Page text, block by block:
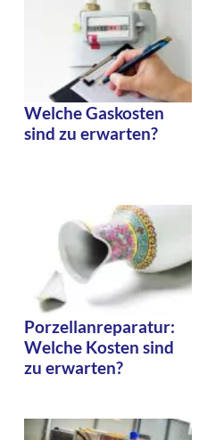
Welche Gaskosten
sind zu erwarten?
Porzellanreparatur:
Welche Kosten sind
zu erwarten?